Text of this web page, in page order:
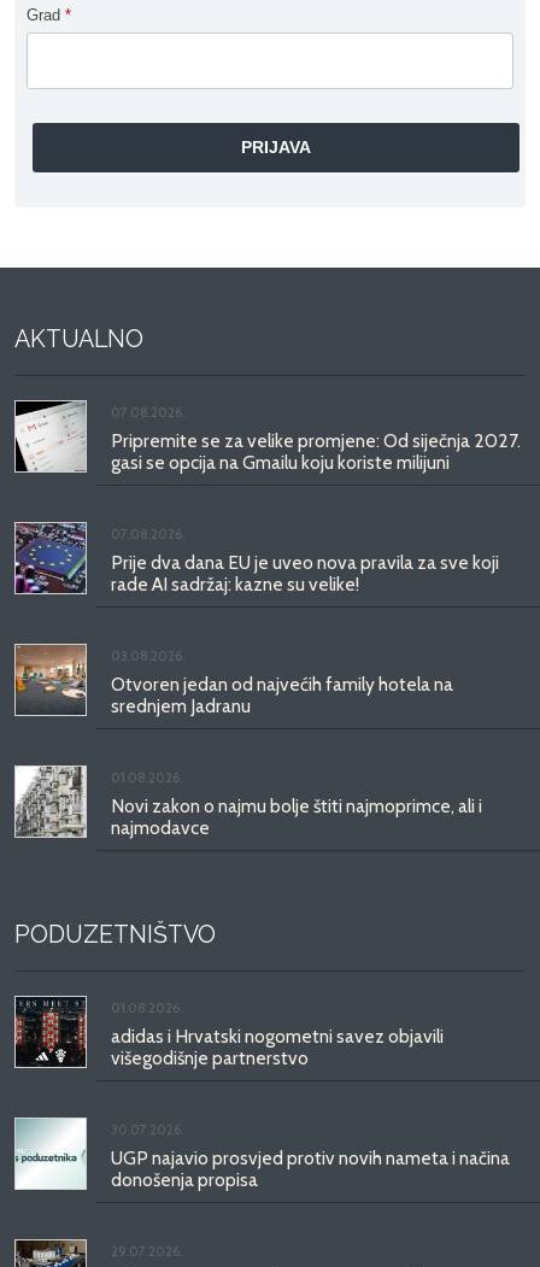
Grad *
AKTUALNO
07.08.2026.
Pripremite se za velike promjene: Od siječnja 2027.
gasi se opcija na Gmailu koju koriste milijuni
07.08.2026.
Prije dva dana EU je uveo nova pravila za sve koji
rade AI sadržaj: kazne su velike!
03.08.2026.
Otvoren jedan od najvećih family hotela na
srednjem Jadranu
01.08.2026.
Novi zakon o najmu bolje štiti najmoprimce, ali i
najmodavce
PODUZETNIŠTVO
01.08.2026.
adidas i Hrvatski nogometni savez objavili
višegodišnje partnerstvo
30.07.2026.
UGP najavio prosvjed protiv novih nameta i načina
donošenja propisa
29.07.2026.